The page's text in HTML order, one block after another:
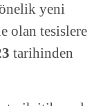
yeni
olan tesislere
tarihinden